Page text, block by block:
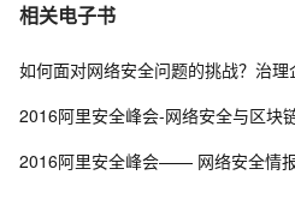
相关电子书
如何面对网络安全问题的挑战？治
2016阿里安全峰会-网络安全与区块
2016阿里安全峰会—— 网络安全情